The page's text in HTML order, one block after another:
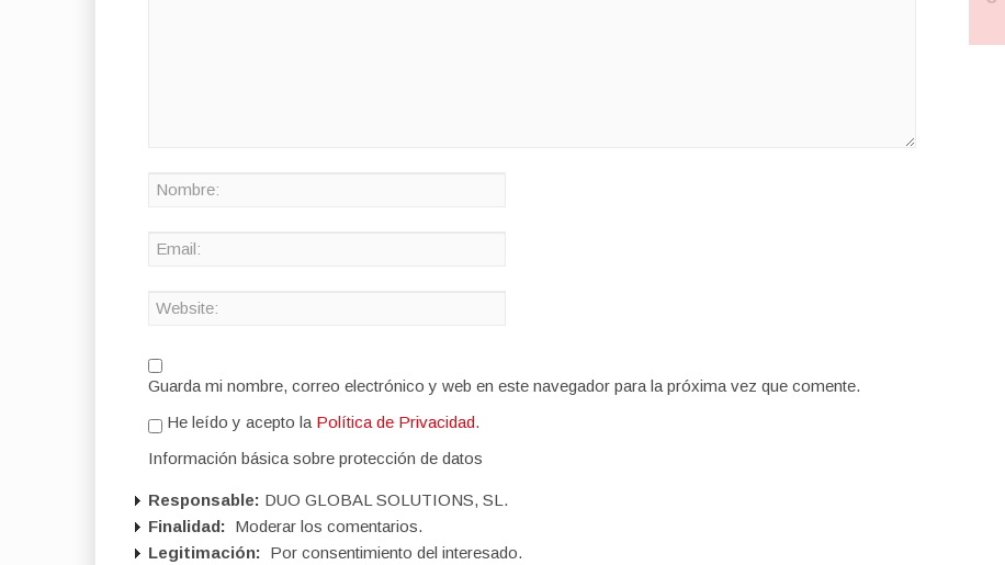
Guarda mi nombre, correo electrónico y web en este navegador para la próxima vez que comente.
He leído y acepto la Política de Privacidad.
Información básica sobre protección de datos
Responsable: DUO GLOBAL SOLUTIONS, SL.
Finalidad: Moderar los comentarios.
Legitimación: Por consentimiento del interesado.